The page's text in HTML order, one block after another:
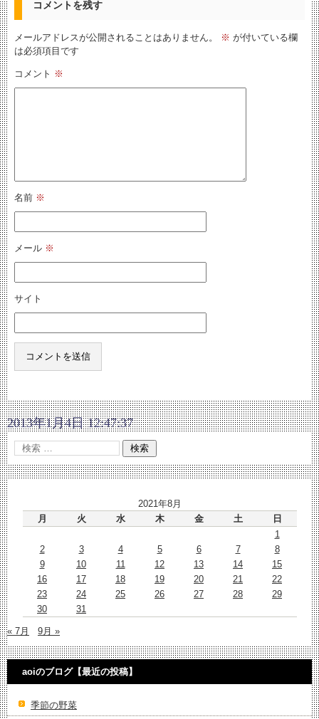
コメントを残す
メールアドレスが公開されることはありません。 ※ が付いている欄
は必須項目です
コメント ※
名前 ※
メール ※
サイト
2013年1月4日 12:47:37
2021年8月
月
火 水 木 金 土
日
1
2
3 4 5 6 7
8
9
10 11 12 13 14
15
16
17 18 19 20 21
22
23
24 25 26 27 28
29
30
31
« 7月 9月 »
aoiのブログ【最近の投稿】
季節の野菜